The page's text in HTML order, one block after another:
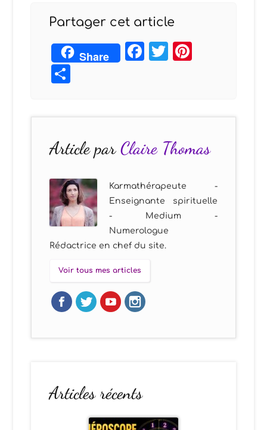
Partager cet article
Share Facebook
Twitter
Article parClaire Thomas
Karmathérapeute -
Enseignante spirituelle
- Medium -
Numerologue
Rédactrice en chef du site.
Voir tous mes articles
Articles récents